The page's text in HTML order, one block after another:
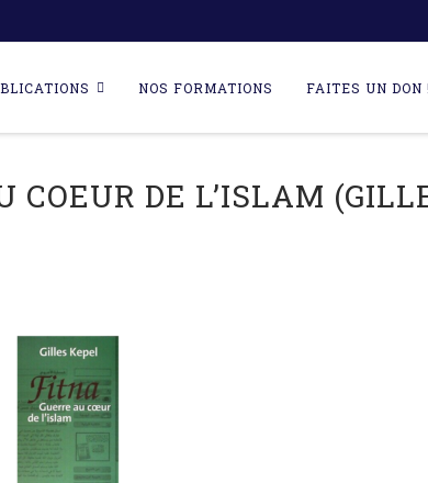
NOS FORMATIONS FAITES UN DON !
COEUR DE L’ISLAM